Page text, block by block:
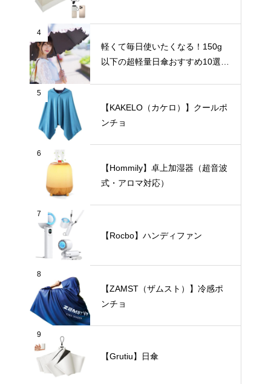
4
軽くて毎日使いたくなる！150g
以下の超軽量日傘おすすめ10選
5
【KAKELO（カケロ）】クールポ
ンチョ
6
【Hommily】卓上加湿器（超音波
式・アロマ対応）
7
【Rocbo】ハンディファン
8
【ZAMST（ザムスト）】冷感ポ
ンチョ
9
【Grutiu】日傘